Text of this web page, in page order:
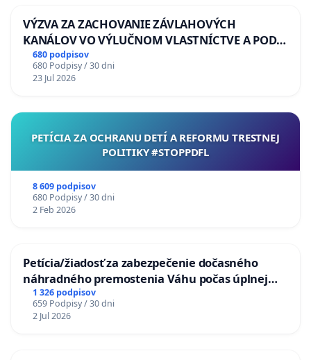
VÝZVA ZA ZACHOVANIE ZÁVLAHOVÝCH
KANÁLOV VO VÝLUČNOM VLASTNÍCTVE A POD
KONTROLOU SLOVENSKEJ REPUBLIKY & žiadosť
na riešenie zanedbaného stavu závlahových a
odvodňovacích kanálov na Slovensku
680 podpisov
680 Podpisy / 30 dni
23 Jul 2026
PETÍCIA ZA OCHRANU DETÍ A REFORMU TRESTNEJ
POLITIKY #STOPPDFL
8 609 podpisov
680 Podpisy / 30 dni
2 Feb 2026
Petícia/žiadosť za zabezpečenie dočasného
náhradného premostenia Váhu počas úplnej
uzávery Vážskeho mosta v Komárne
1 326 podpisov
659 Podpisy / 30 dni
2 Jul 2026